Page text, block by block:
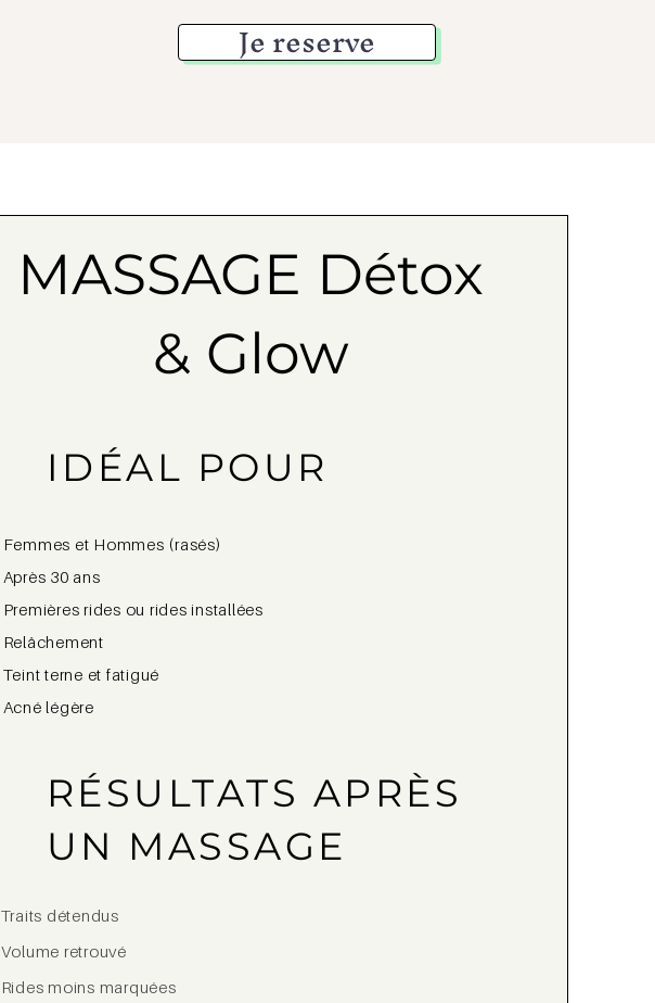
Je reserve
MASSAGE Détox
& Glow
IDÉAL POUR
Femmes et Hommes (rasés)
Après 30 ans
Premières rides ou rides installées
Relâchement
Teint terne et fatigué
Acné légère
RÉSULTATS APRÈS
UN MASSAGE
Traits détendus
Volume retrouvé
Rides moins marquées